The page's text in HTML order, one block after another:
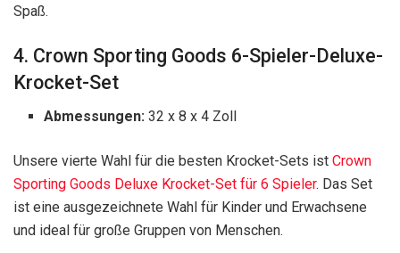
Spaß.
4. Crown Sporting Goods 6-Spieler-Deluxe-
Krocket-Set
Abmessungen: 32 x 8 x 4 Zoll
Unsere vierte Wahl für die besten Krocket-Sets ist Crown
Sporting Goods Deluxe Krocket-Set für 6 Spieler. Das Set
ist eine ausgezeichnete Wahl für Kinder und Erwachsene
und ideal für große Gruppen von Menschen.